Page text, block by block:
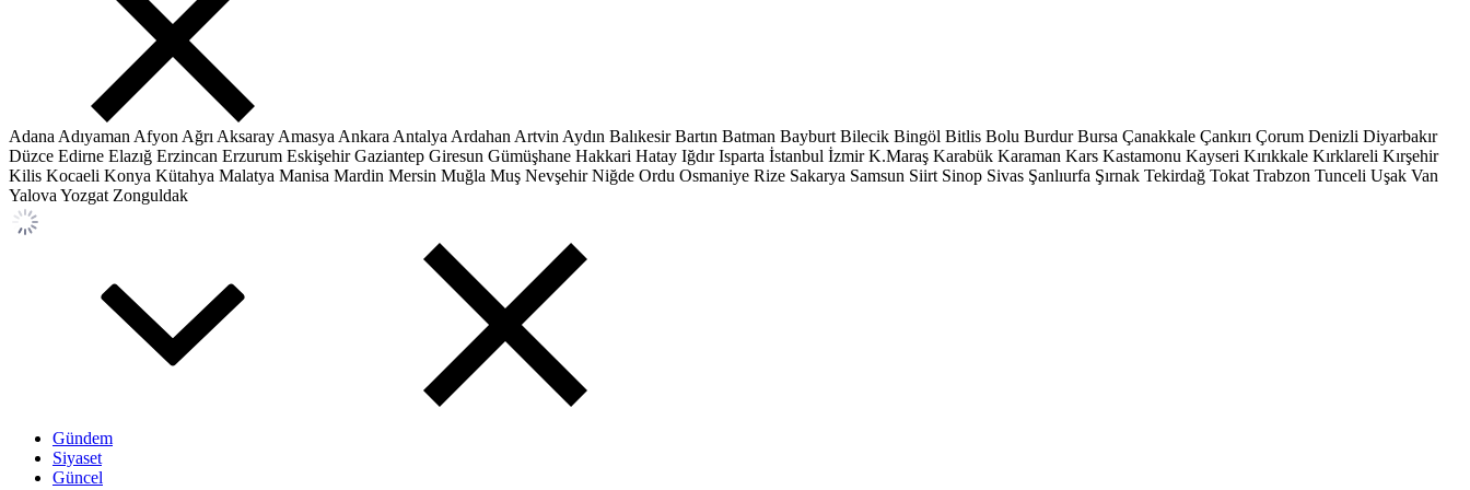
Adana Adıyaman Afyon Ağrı Aksaray Amasya Ankara Antalya Ardahan Artvin Aydın Balıkesir Bartın Batman Bayburt Bilecik Bingöl Bitlis Bolu Burdur Bursa Çanakkale Çankırı Çorum Denizli Diyarbakır
Düzce Edirne Elazığ Erzincan Erzurum Eskişehir Gaziantep Giresun Gümüşhane Hakkari Hatay Iğdır Isparta İstanbul İzmir K.Maraş Karabük Karaman Kars Kastamonu Kayseri Kırıkkale Kırklareli Kırşehir
Kilis Kocaeli Konya Kütahya Malatya Manisa Mardin Mersin Muğla Muş Nevşehir Niğde Ordu Osmaniye Rize Sakarya Samsun Siirt Sinop Sivas Şanlıurfa Şırnak Tekirdağ Tokat Trabzon Tunceli Uşak Van
Yalova Yozgat Zonguldak
Gündem
Siyaset
Güncel